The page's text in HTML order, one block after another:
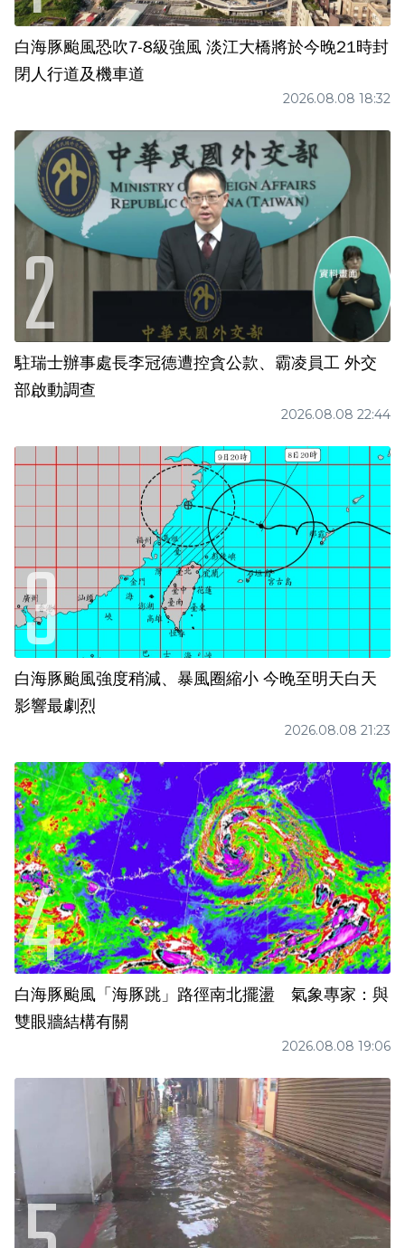
白海豚颱風恐吹7-8級強風 淡江大橋將於今晚21時封
閉人行道及機車道
2026.08.08 18:32
駐瑞士辦事處長李冠德遭控貪公款、霸凌員工 外交
部啟動調查
2026.08.08 22:44
白海豚颱風強度稍減、暴風圈縮小 今晚至明天白天
影響最劇烈
2026.08.08 21:23
白海豚颱風「海豚跳」路徑南北擺盪 氣象專家：與
雙眼牆結構有關
2026.08.08 19:06